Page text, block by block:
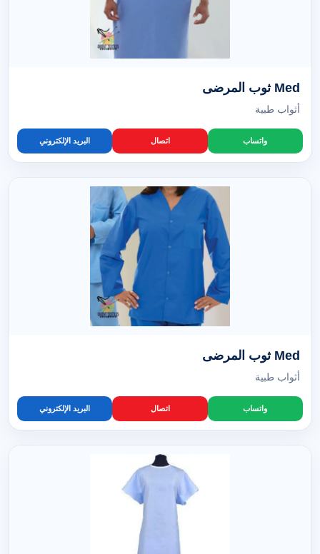
Med ثوب المرضى
أثواب طبية
واتساب اتصال البريد الإلكتروني
Med ثوب المرضى
أثواب طبية
واتساب اتصال البريد الإلكتروني